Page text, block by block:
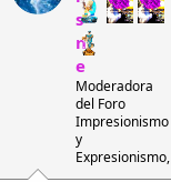
s
n
e
Moderadora
del Foro
Impresionismo
y
Expresionismo,